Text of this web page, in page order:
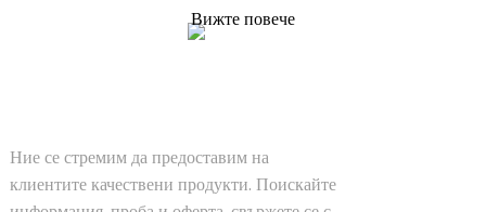
Вижте повече
Ние се стремим да предоставим на
клиентите качествени продукти. Поискайте